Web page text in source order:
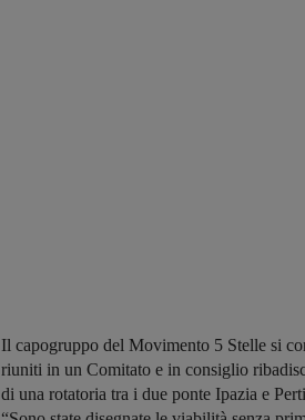
Il capogruppo del Movimento 5 Stelle si
riuniti in un Comitato e in consiglio
di una rotatoria tra i due ponte Ipazia e